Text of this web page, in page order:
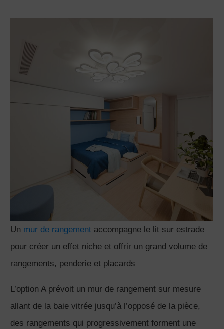
Un mur de rangement accompagne le lit sur estrade
pour créer un effet niche et offrir un grand volume de
rangements, penderie et placards
L’option A prévoit un mur de rangement sur mesure
allant de la baie vitrée jusqu’à l’opposé de la pièce,
des rangements qui progressivement forment une